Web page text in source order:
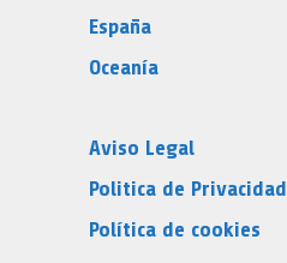
España
Oceanía
Aviso Legal
Politica de Privacidad
Política de cookies